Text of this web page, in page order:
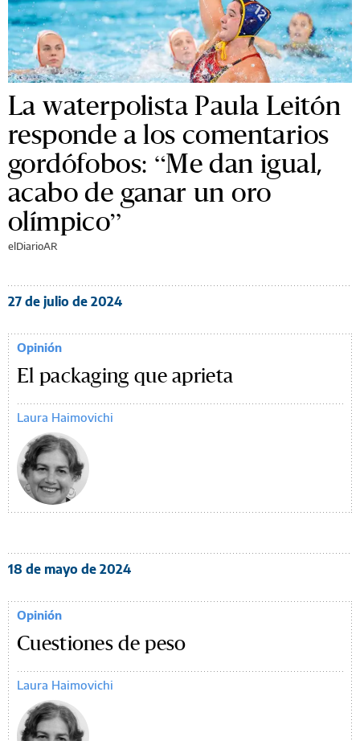
La waterpolista Paula Leitón
responde a los comentarios
gordófobos: “Me dan igual,
acabo de ganar un oro
olímpico”
elDiarioAR
27 de julio de 2024
Opinión
El packaging que aprieta
Laura Haimovichi
18 de mayo de 2024
Opinión
Cuestiones de peso
Laura Haimovichi